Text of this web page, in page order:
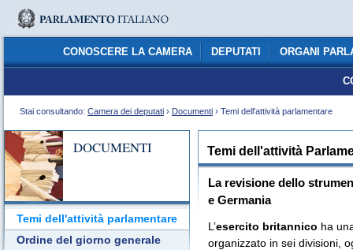
CONOSCERE LA CAMERA DEPUTATI ORGANI
Stai consultando: Camera dei deputati › Documenti › Temi dell'attività parlamentare
DOCUMENTI
Temi dell'attività parlamentare
Ordine del giorno generale
Temi dell'attività
La revisione dello
e Germania
L’esercito britannico ha
organizzato in sei divisioni,